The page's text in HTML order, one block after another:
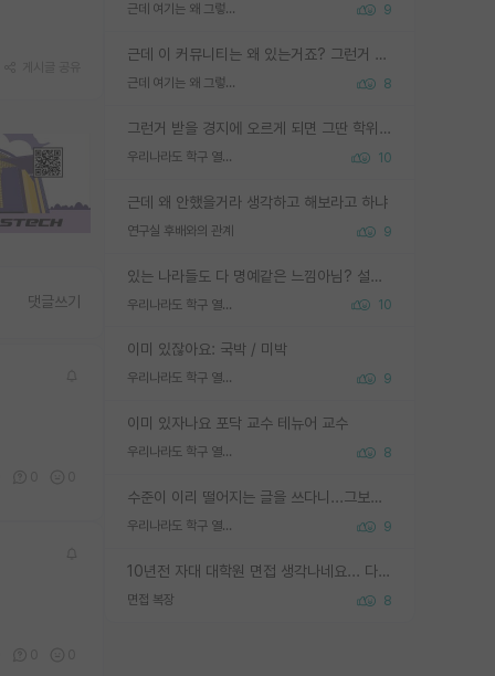
근데 여기는 왜 그렇게 SPK를 물어보는거임? 9
근데 이 커뮤니티는 왜 있는거죠? 그런거 쉽게 물어볼수있어서 있는거 아닌가요? 그렇게 보기 싫으면 커뮤니티도 하지마시지 그러면
근데 여기는 왜 그렇게 SPK를 물어보는거임? 8
그런거 받을 경지에 오르게 되면 그딴 학위명이 필요없음
우리나라도 학구 열풍보면 Higher Doctorate 학위가 필요하다고 봅니다. 10
근데 왜 안했을거라 생각하고 해보라고 하냐
연구실 후배와의 관계 9
있는 나라들도 다 명예같은 느낌아님? 설마 박사끼리 등급나눠서 학위수여하자 같은 헛소리는 아니지? ㅋㅋ
우리나라도 학구 열풍보면 Higher Doctorate 학위가 필요하다고 봅니다. 10
이미 있잖아요: 국박 / 미박
우리나라도 학구 열풍보면 Higher Doctorate 학위가 필요하다고 봅니다. 9
이미 있자나요 포닥 교수 테뉴어 교수
우리나라도 학구 열풍보면 Higher Doctorate 학위가 필요하다고 봅니다. 8
수준이 이리 떨어지는 글을 쓰다니...그보다 이런 헛소리에 정성들여 답변해주시는 분들에게 존경심 1 드림
우리나라도 학구 열풍보면 Higher Doctorate 학위가 필요하다고 봅니다. 9
10년전 자대 대학원 면접 생각나네요... 다들 양복에 넥타이까지 하고 갔더니, 국회의원 출마하냐고 놀리셨던. (면접질문내용: 증명사진에선 두상이 계란형인데, 실제론 그렇지 않다. 증명사진이 뭘 증명하고 있는거냐)ㅋㅋㅋㅋ
면접 복장 8
댓글쓰기